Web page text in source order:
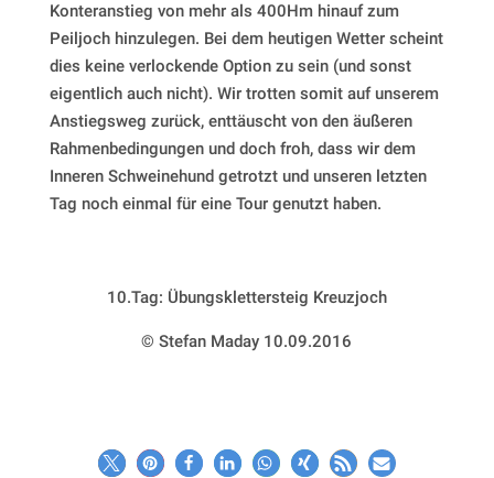
Konteranstieg von mehr als 400Hm hinauf zum
Peiljoch hinzulegen. Bei dem heutigen Wetter scheint
dies keine verlockende Option zu sein (und sonst
eigentlich auch nicht). Wir trotten somit auf unserem
Anstiegsweg zurück, enttäuscht von den äußeren
Rahmenbedingungen und doch froh, dass wir dem
Inneren Schweinehund getrotzt und unseren letzten
Tag noch einmal für eine Tour genutzt haben.
10.Tag: Übungsklettersteig Kreuzjoch
© Stefan Maday 10.09.2016